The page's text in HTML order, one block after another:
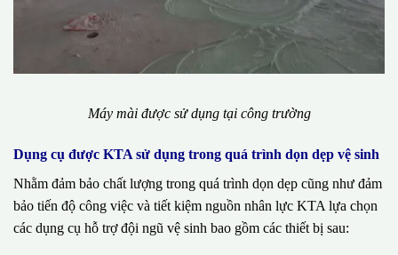
Máy mài được sử dụng tại công trường
Dụng cụ được KTA sử dụng trong quá trình dọn dẹp vệ sinh
Nhằm đảm bảo chất lượng trong quá trình dọn dẹp cũng như đảm
bảo tiến độ công việc và tiết kiệm nguồn nhân lực KTA lựa chọn
các dụng cụ hỗ trợ đội ngũ vệ sinh bao gồm các thiết bị sau: